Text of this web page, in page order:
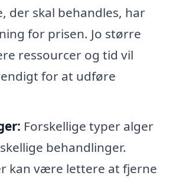
der skal behandles, har
for prisen. Jo større
ressourcer og tid vil
for at udføre
Forskellige typer alger
behandlinger.
kan være lettere at fjerne